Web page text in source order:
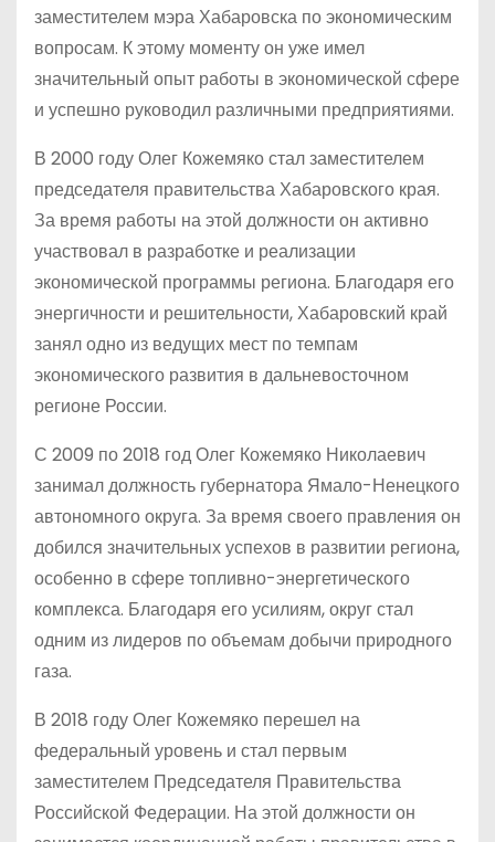
заместителем мэра Хабаровска по экономическим
вопросам. К этому моменту он уже имел
значительный опыт работы в экономической сфере
и успешно руководил различными предприятиями.
В 2000 году Олег Кожемяко стал заместителем
председателя правительства Хабаровского края.
За время работы на этой должности он активно
участвовал в разработке и реализации
экономической программы региона. Благодаря его
энергичности и решительности, Хабаровский край
занял одно из ведущих мест по темпам
экономического развития в дальневосточном
регионе России.
С 2009 по 2018 год Олег Кожемяко Николаевич
занимал должность губернатора Ямало-Ненецкого
автономного округа. За время своего правления он
добился значительных успехов в развитии региона,
особенно в сфере топливно-энергетического
комплекса. Благодаря его усилиям, округ стал
одним из лидеров по объемам добычи природного
газа.
В 2018 году Олег Кожемяко перешел на
федеральный уровень и стал первым
заместителем Председателя Правительства
Российской Федерации. На этой должности он